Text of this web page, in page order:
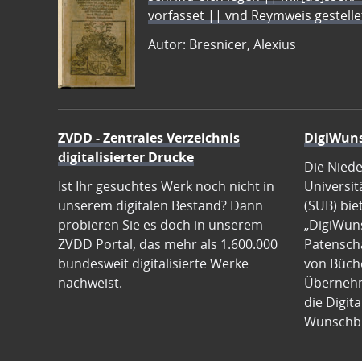
vorfasset || vnd Reymweis
Autor: Bresnicer, Alexius
ZVDD - Zentrales Verzeichnis
digitalisierter Drucke
Ist Ihr gesuchtes Werk noch nicht in
unserem digitalen Bestand? Dann
probieren Sie es doch in unserem
ZVDD Portal, das mehr als 1.600.000
bundesweit digitalisierte Werke
nachweist.
Die
(SUB)
von
die